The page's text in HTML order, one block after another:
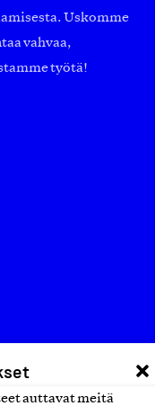
auttavat meitä
Uskomme
vahvaa,
työtä!